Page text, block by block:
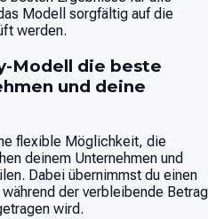
Modell sorgfältig auf die
werden.
Modell die beste
und deine
flexible Möglichkeit, die
deinem Unternehmen und
Dabei übernimmst du einen
der verbleibende Betrag
wird.